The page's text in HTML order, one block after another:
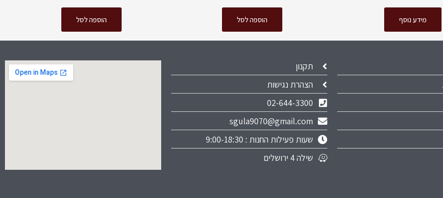
מידע נוסף הוספה לסל הוספה לסל
תקנון
הצהרת נגישות
02-644-3300
sgula9070@gmail.com
שעות פעילות החנות : 9:00-18:30
שילה 4 ירושלים